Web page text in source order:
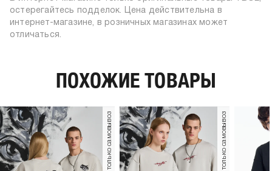
коллекция:
вид застежки:
резинка
цвет:
средняя
утеплитель:
без утепления
длина:
стандартная
тип карманов:
прорезные
пол:
мужской, унисекс, женский
остерегайтесь подделок. Цена действительна в
интернет-магазине, в розничных магазинах может
отличаться.
ПОХОЖИЕ ТОВАРЫ
только самовывоз только самовывоз